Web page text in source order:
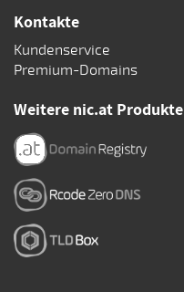
Kontakte
Kundenservice
Premium-Domains
Weitere nic.at Produkte